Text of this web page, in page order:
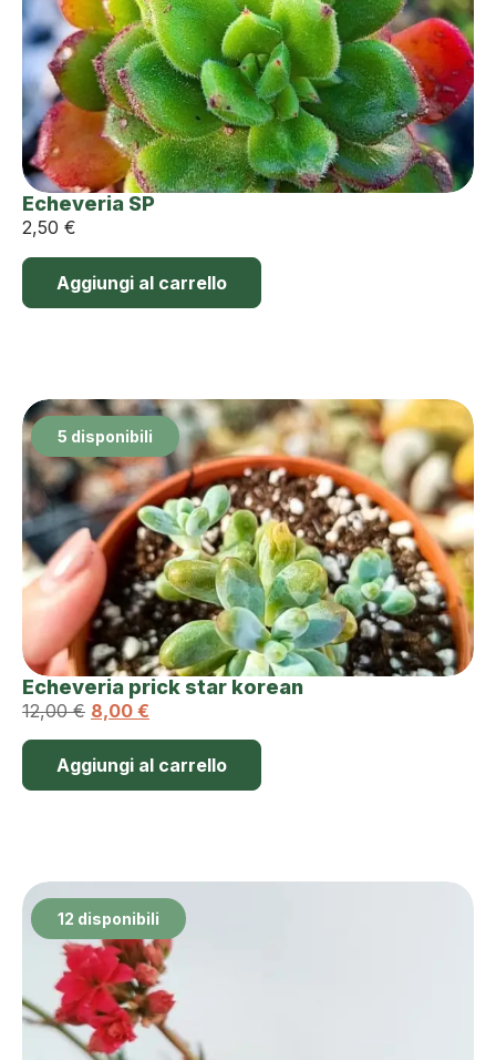
Echeveria SP
2,50 €
Aggiungi al carrello
5 disponibili
Echeveria prick star korean
12,00€ 8,00 €
Aggiungi al carrello
12 disponibili